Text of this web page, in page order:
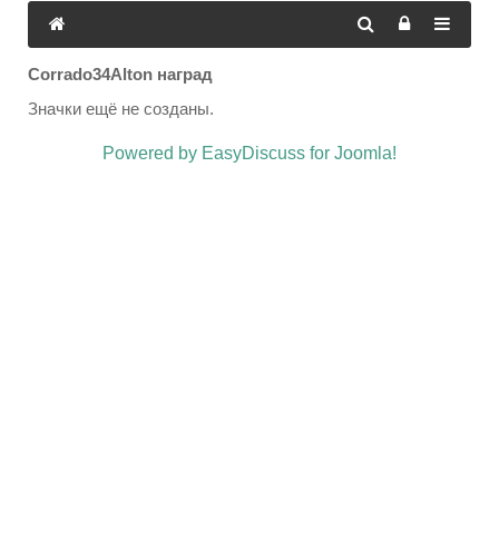
Corrado34Alton наград
Значки ещё не созданы.
Powered by EasyDiscuss for Joomla!